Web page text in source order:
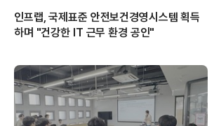
인프랩, 국제표준 안전보건경영시스템 획득
하며 "건강한 IT 근무 환경 공인"